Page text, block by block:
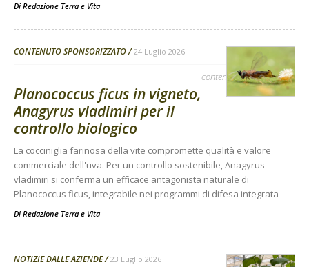
Di Redazione Terra e Vita
CONTENUTO SPONSORIZZATO 24 Luglio 2026
contenuto sponsorizzato
Planococcus ficus in vigneto,
Anagyrus vladimiri per il
controllo biologico
La cocciniglia farinosa della vite compromette qualità e valore
commerciale dell'uva. Per un controllo sostenibile, Anagyrus
vladimiri si conferma un efficace antagonista naturale di
Planococcus ficus, integrabile nei programmi di difesa integrata
Di Redazione Terra e Vita -
NOTIZIE DALLE AZIENDE 23 Luglio 2026